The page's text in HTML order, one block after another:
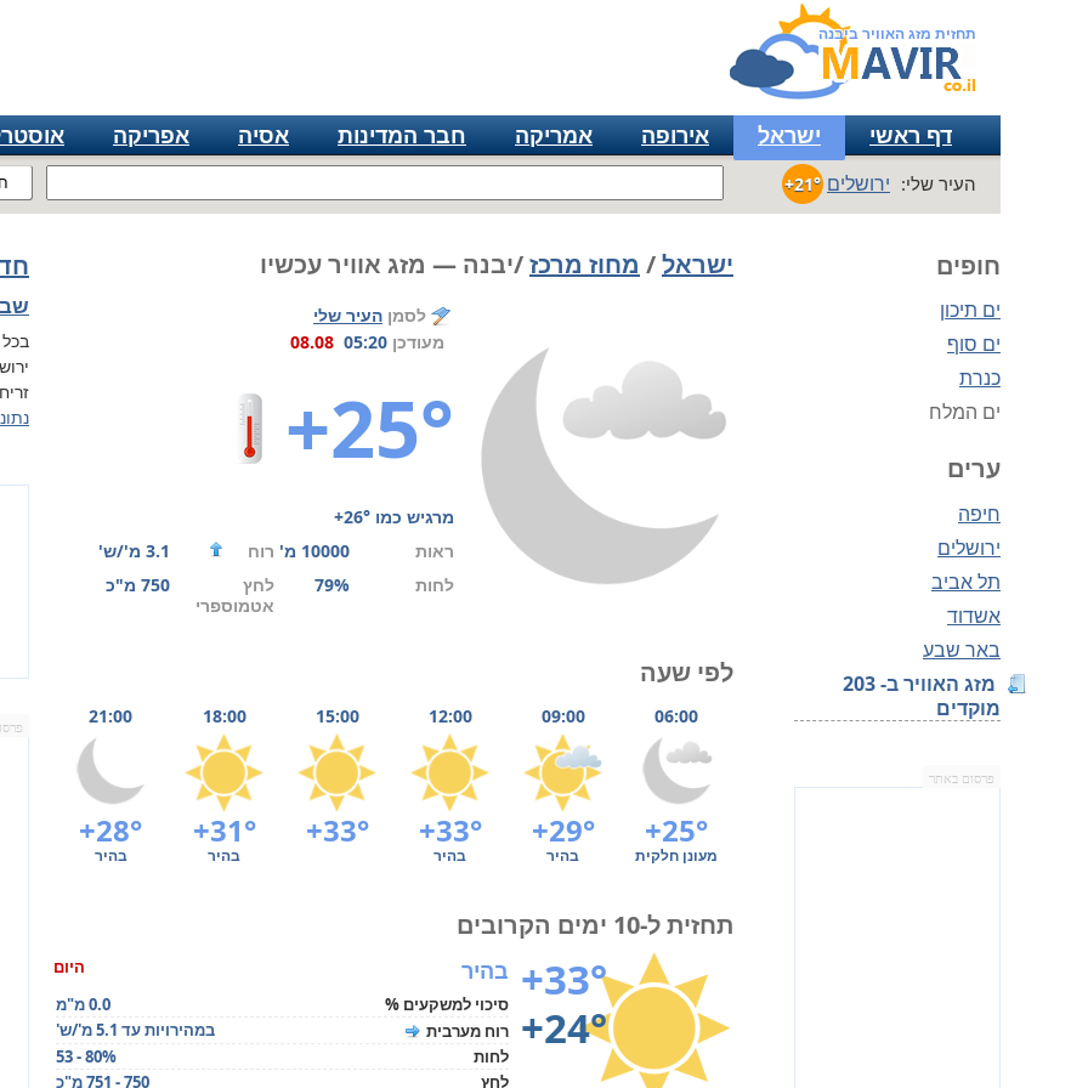
תחזית מזג האוויר ביבנה
דף ראשי ישראל אירופה אמריקה חבר המדינות אסיה אפריקה
העיר שלי: ירושלים +21°
חופים
ים תיכון
ים סוף
כנרת
ים המלח
ערים
חיפה
ירושלים
תל אביב
אשדוד
באר שבע
מזג האוויר ב- 203
מוקדים
פרסום באתר
ישראל/ מחוז מרכז/יבנה — מזג אוויר עכשיו
לסמן העיר שלי
מעודכן 05:20
08.08
+25°
מרגיש כמו +26°
ראות
10000 מ' רוח
3.1 מ'/ש'
לחות
79%
לחץ
אטמוספרי
750 מ"כ
לפי שעה
06:00
09:00
12:00
15:00
18:00
21:00
+25°
+29°
+33°
+33°
+31°
+28°
מעונן חלקית בהיר בהיר בהיר בהיר
תחזית ל-10 ימים הקרובים
+33°
+24°
היום בהיר
סיכוי למשקעים %
0.0 מ"מ
רוח מערבית
במהירויות עד 5.1 מ'/ש'
לחות
53 - 80%
לחץ
750 - 751 מ"כ
שבת, 8
זריחה ב